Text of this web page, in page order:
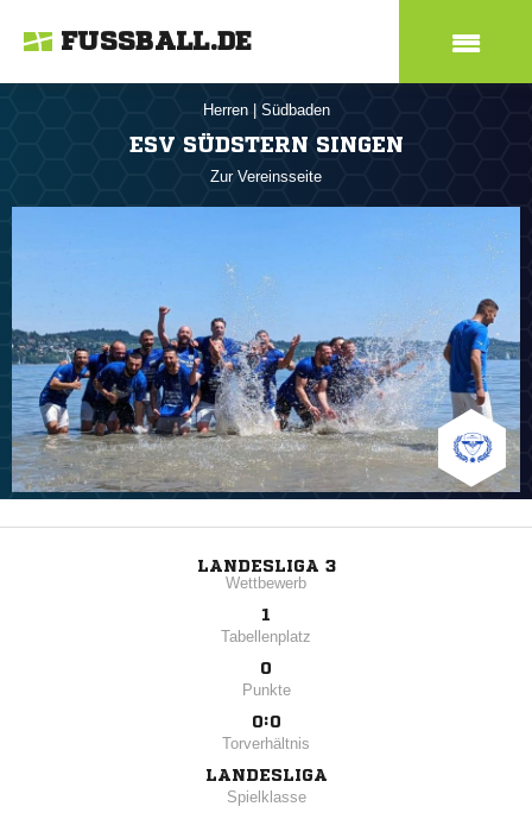
FUSSBALL.DE
Herren Südbaden
ESV SÜDSTERN SINGEN
Zur Vereinsseite
LANDESLIGA 3
Wettbewerb
1
Tabellenplatz
0
Punkte
0:0
Torverhältnis
LANDESLIGA
Spielklasse